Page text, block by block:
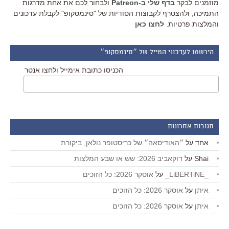
מוזמנים לבקר בדף שלי ב-Patreon
ולבחור לכם את אחת מדרגות
התמיכה, ולהצטרף לקבוצות הסודיות של "סינמסקופ" לקבלת עדכונים
והמלצות פרטיות. לחצו כאן
הירשמו לעדכוני המייל של ״סינמסקופ״
הכניסו כתובת אימייל ולחצו אנטר
תגובות אחרונות
אחד על ״האודיסאה״ של כריסטופר נולאן, ביקורת
Shai על דוקאביב 2026: שש או שבע המלצות
על אוסקר 2026: כל הזוכים
איתן על אוסקר 2026: כל הזוכים
איתן על אוסקר 2026: כל הזוכים